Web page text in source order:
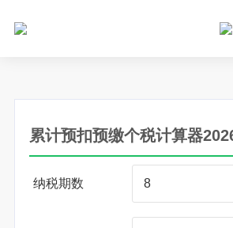
累计预扣预缴个税计算器
纳税期数